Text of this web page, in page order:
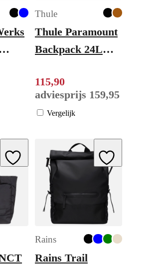
Thule
Thule Paramount
Backpack 24L
115,90
adviesprijs 159,95
Vergelijk
Add to Wishlist Add to Wishlist
Rains
Rains Trail